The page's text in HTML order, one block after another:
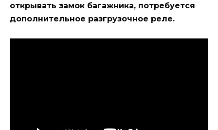
открывать замок багажника, потребуется
дополнительное разгрузочное реле.